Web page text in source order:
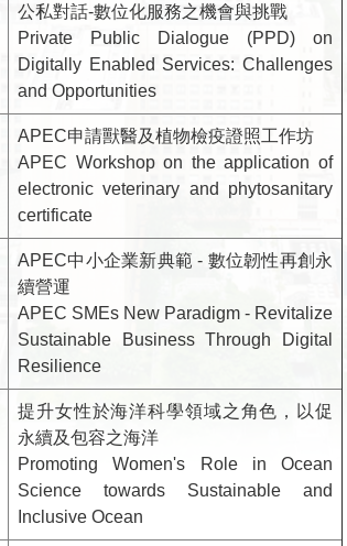
公私對話-數位化服務之機會與挑戰
Private Public Dialogue (PPD) on
Digitally Enabled Services: Challenges
and Opportunities
APEC申請獸醫及植物檢疫證照工作坊
APEC Workshop on the application of
electronic veterinary and phytosanitary
certificate
APEC中小企業新典範 - 數位韌性再創永
續營運
APEC SMEs New Paradigm - Revitalize
Sustainable Business Through Digital
Resilience
提升女性於海洋科學領域之角色，以促
永續及包容之海洋
Promoting Women's Role in Ocean
Science towards Sustainable and
Inclusive Ocean